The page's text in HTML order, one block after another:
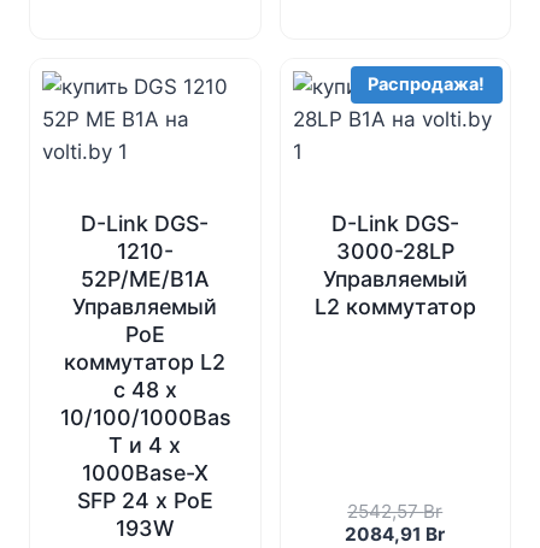
D-Link DGS-
1210-
52P/ME/B1A
Управляемый
PoE
коммутатор L2
с 48 x
10/100/1000Base-
T и 4 x
1000Base-X
SFP 24 x PoE
193W
Распродажа!
D-Link DGS-
3000-28LP
Управляемый
L2 коммутатор
2542,57Br
цена
2084,91 BrТекущая